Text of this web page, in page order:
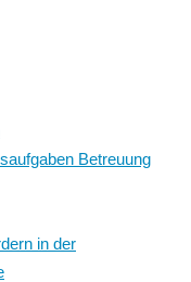
Betreuung
in der